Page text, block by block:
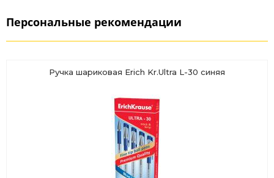
Персональные рекомендации
Ручка шариковая Erich Kr.Ultra L-30 синяя